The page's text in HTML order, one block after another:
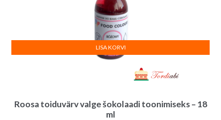
Roosa toiduvärv valge šokolaadi toonimiseks – 18
ml
LISA KORVI